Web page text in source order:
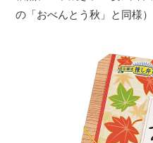
の「おべんとう秋」と同様）